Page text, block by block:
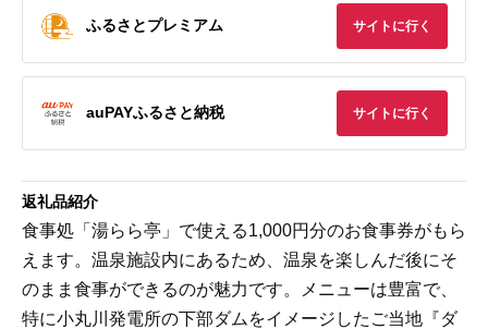
ふるさとプレミアム サイトに行く
auPAYふるさと納税 サイトに行く
返礼品紹介
食事処「湯らら亭」で使える1,000円分のお食事券がもら
えます。温泉施設内にあるため、温泉を楽しんだ後にそ
のまま食事ができるのが魅力です。メニューは豊富で、
特に小丸川発電所の下部ダムをイメージしたご当地『ダ